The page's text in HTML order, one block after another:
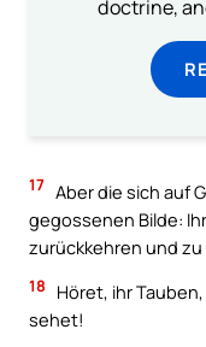
doctrine,
17 Aber die sich auf
gegossenen Bilde:
zurückkehren und
18
Höret, ihr
sehet!